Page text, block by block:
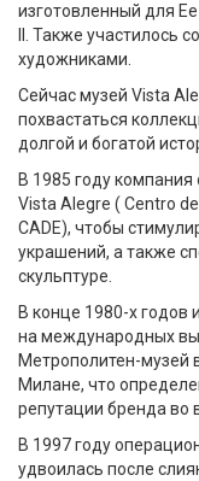
изготовленный для
II. Также участилось
художниками.
Сейчас музей Vista
похвастаться
долгой и богатой
В 1985 году компания
Vista Alegre ( Centro
CADE), чтобы
украшений, а также
скульптуре.
В конце 1980-х годов
на международных
Метрополитен-музей
Милане, что
репутации бренда во
В 1997 году
удвоилась после